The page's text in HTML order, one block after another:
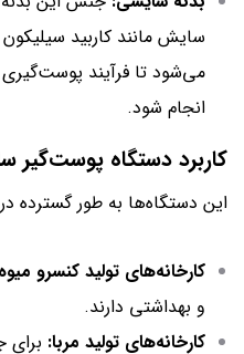
سایش مانند کاربید
می‌شود تا فرآیند پوست‌گیری
انجام شود.
کاربرد دستگاه
این دستگاه‌ها به طور گسترده
کارخانه‌های تولید کنسرو
و بهداشتی دارند.
کارخانه‌های تولید مربا: